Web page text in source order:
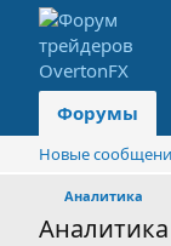
Форумы
Новые
Аналитика